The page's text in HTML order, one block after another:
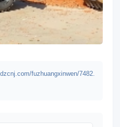
fuzhuangxinwen/7482.